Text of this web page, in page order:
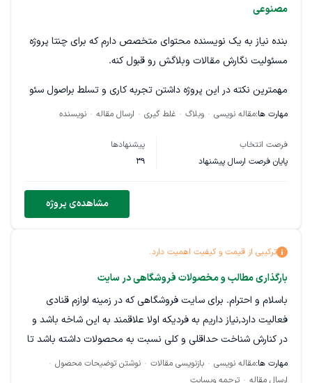
مصنوعی
بنده نیاز به یک نویسنده محتوای متخصص دارم که برای چنتا پروژه
مسئولیت نگارش مقالات وبلاگش رو قبول کنه.
مهمترین نکته در این پروژه داشتن تجربه کاری و تسلط براصول سئو
و مهمتر از همه استفاده نکردن از هوش مصنوعیه. میخام همه
لطفا کسانی پیام بدن که درکارشون صادقند و حلال خور هستند و
میشم لطفا درصورتی که میتونید همکاری بلند مدت و با هزینه خوب
اما کار بسیار باکیفیت انجام بدید پیام بدید.
مهارت ها:مقاله نویسی وبلاگ غلط گیری ارسال مقاله نویسنده
فرصت انتخاب
پایان فرصت ارسال پیشنهاد
پیشنهادها
39
مشاهده‌ی پروژه
ترکیبی از قیمت و کیفیت اهمیت دارد.
بارگذاری مطالب و مخصولات فروشگاهی در سایت
باسلام و احترام. برای سایت فروشگاهی که در زمینه لوازم قنادی
فعالیت دارد,نیاز داریم به فردیکه اولا علاقمند به این شاخه باشد و
در کنارش شناخت حداقلی و کلی نسبت به محصولات داشته باشد تا
بتونه به بهترین شکل جهت بارگذاری محصولات و مقاله نویسی و
تولید محتوا و سئو فعالیت کند.اگر طرفین از یکدیگر راضی باشند این
مهارت ها:مقاله نویسی بازنویسی مقالات
نوشتن توضیحات محصول
ارسال مقاله
ترجمه وبسایت